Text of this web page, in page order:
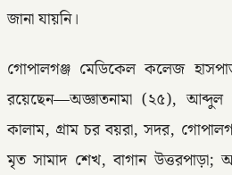
জানা যায়নি।
গোপালগঞ্জ মেডিকেল কলেজ
রয়েছেন—অজ্ঞাতনামা (২৫),
কালাম, গ্রাম চর বয়রা, সদর,
মৃত সামাদ শেখ, বাগান